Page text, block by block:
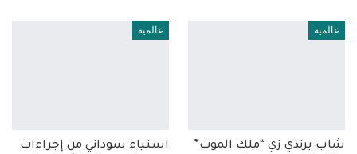
عالمية
شاب يرتدي زي “ملك الموت”
عالمية
استياء سوداني من إجراءات